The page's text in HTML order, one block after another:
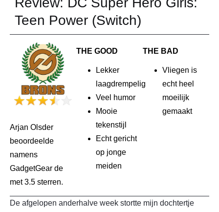
Teen Power (Switch)
Arjan Olsder
beoordeelde
namens
GadgetGear de
met 3.5 sterren.
THE GOOD
Lekker
laagdrempelig
Veel humor
Mooie
tekenstijl
Echt gericht
op jonge
meiden
THE BAD
Vliegen is
echt heel
moeilijk
gemaakt
De afgelopen anderhalve week stortte mijn dochtertje